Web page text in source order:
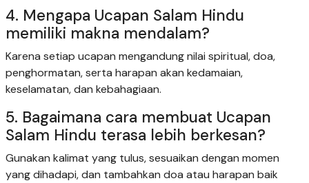
4. Mengapa Ucapan Salam Hindu
memiliki makna mendalam?
Karena setiap ucapan mengandung nilai spiritual, doa,
penghormatan, serta harapan akan kedamaian,
keselamatan, dan kebahagiaan.
5. Bagaimana cara membuat Ucapan
Salam Hindu terasa lebih berkesan?
Gunakan kalimat yang tulus, sesuaikan dengan momen
yang dihadapi, dan tambahkan doa atau harapan baik